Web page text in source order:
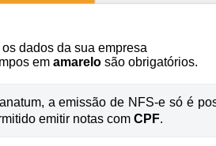
dados da sua empresa
em amarelo são obrigatórios.
a emissão de NFS-e só é
emitir notas com CPF.